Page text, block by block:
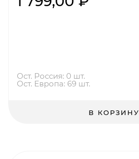
Ост. Россия: 0 шт.
Ост. Европа: 69 шт.
В КОРЗИНУ